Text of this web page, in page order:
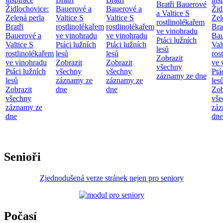
Židlochovice:
Zelená perla
Bratři
Bauerové a
Valtice S
rostlinolékařem
ve vinohradu
Ptáci lužních
lesů
Zobrazit
všechny
záznamy ze
dne
Bauerové a
Valtice S
rostlinolékařem
ve vinohradu
Ptáci lužních
lesů
Zobrazit
všechny
záznamy ze
dne
Bauerové a
Valtice S
rostlinolékařem
ve vinohradu
Ptáci lužních
lesů
Zobrazit
všechny
záznamy ze
dne
Bratři Bauerové
a Valtice S
rostlinolékařem
ve vinohradu
Ptáci lužních
lesů
Zobrazit
všechny
záznamy ze dne
ve
dne
Senioři
Zjednodušená verze stránek nejen pro seniory
Počasí